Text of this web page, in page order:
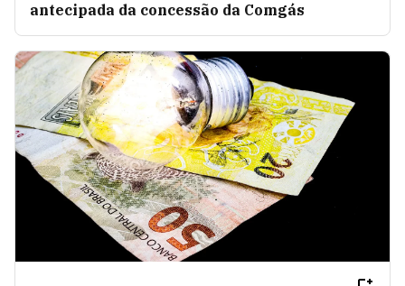
antecipada da concessão da Comgás